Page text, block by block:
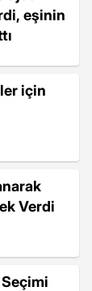
eşinin
için
Verdi